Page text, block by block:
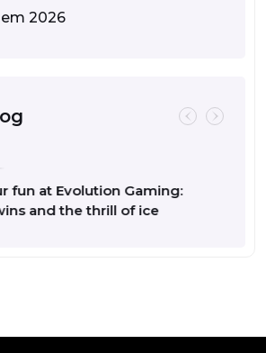
2026
fun at Evolution Gaming:
and the thrill of ice